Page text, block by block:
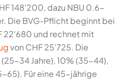
148'200, dazu NBU 0.6-
Die BVG-Pflicht beginnt bei
22'680 und rechnet mit
von CHF 25'725. Die
34 Jahre), 10% (35-44),
65). Für eine 45-jährige